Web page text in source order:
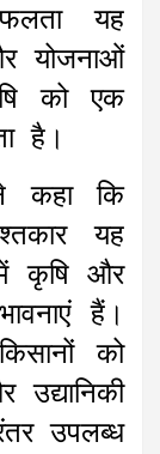
यह
योजनाओं
को एक
है।
कहा कि
यह
कृषि और
हैं।
को
उपलब्ध